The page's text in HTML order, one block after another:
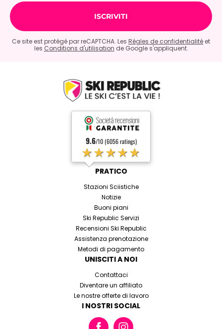
Ce site est protégé par reCAPTCHA. Les Règles de confidentialité et
les Conditions d'utilisation de Google s'appliquent.
9.6/10 (6056 ratings)
★★★★★
PRATICO
Stazioni Sciistiche
Notizie
Buoni piani
Ski Republic Servizi
Recensioni Ski Republic
Assistenza prenotazione
Metodi di pagamento
UNISCITI A NOI
Contattaci
Diventare un affiliato
Le nostre offerte di lavoro
I NOSTRI SOCIAL